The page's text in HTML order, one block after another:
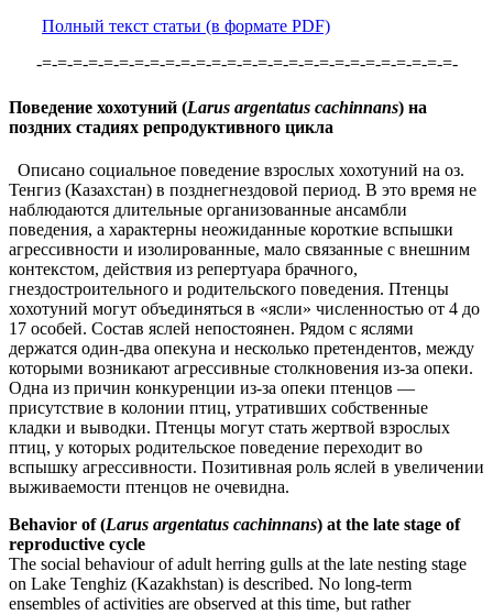
Полный текст статьи (в формате PDF)
-=-=-=-=-=-=-=-=-=-=-=-=-=-=-=-=-=-=-=-=-=-=-=-=-=-=-=-
Поведение хохотуний (Larus argentatus cachinnans) на
поздних стадиях репродуктивного цикла
Описано социальное поведение взрослых хохотуний на оз.
Тенгиз (Казахстан) в позднегнездовой период. В это время не
наблюдаются длительные организованные ансамбли
поведения, а характерны неожиданные короткие вспышки
агрессивности и изолированные, мало связанные с внешним
контекстом, действия из репертуара брачного,
гнездостроительного и родительского поведения. Птенцы
хохотуний могут объединяться в «ясли» численностью от 4 до
17 особей. Состав яслей непостоянен. Рядом с яслями
держатся один-два опекуна и несколько претендентов, между
которыми возникают агрессивные столкновения из-за опеки.
Одна из причин конкуренции из-за опеки птенцов —
присутствие в колонии птиц, утративших собственные
кладки и выводки. Птенцы могут стать жертвой взрослых
птиц, у которых родительское поведение переходит во
вспышку агрессивности. Позитивная роль яслей в увеличении
выживаемости птенцов не очевидна.
Behavior of (Larus argentatus cachinnans) at the late stage of
reproductive cycle
The social behaviour of adult herring gulls at the late nesting stage
on Lake Tenghiz (Kazakhstan) is described. No long-term
ensembles of activities are observed at this time, but rather